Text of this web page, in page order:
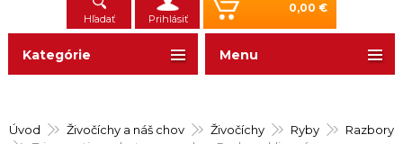
Hľadať Prihlásiť
0,00 €
Úvod Živočíchy a náš chov Živočíchy Ryby
Razbory
Kategórie Menu